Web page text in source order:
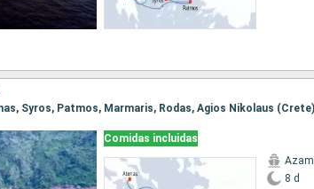
Comidas incluidas
8 d